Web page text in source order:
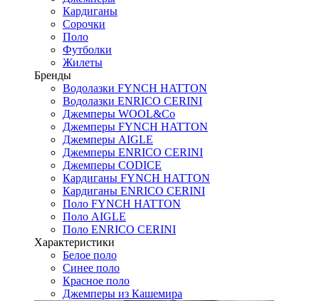
Кардиганы
Сорочки
Поло
Футболки
Жилеты
Бренды
Водолазки FYNCH HATTON
Водолазки ENRICO CERINI
Джемперы WOOL&Co
Джемперы FYNCH HATTON
Джемперы AIGLE
Джемперы ENRICO CERINI
Джемперы CODICE
Кардиганы FYNCH HATTON
Кардиганы ENRICO CERINI
Поло FYNCH HATTON
Поло AIGLE
Поло ENRICO CERINI
Характеристики
Белое поло
Синее поло
Красное поло
Джемперы из Кашемира